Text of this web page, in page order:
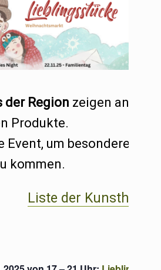
der Region zeigen an
Produkte.
Event, um besondere
kommen.
Liste der